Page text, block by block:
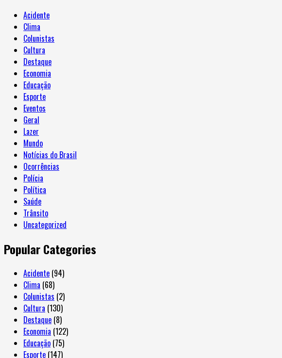
Acidente
Clima
Colunistas
Cultura
Destaque
Economia
Educação
Esporte
Eventos
Geral
Lazer
Mundo
Notícias do Brasil
Ocorrências
Polícia
Política
Saúde
Trânsito
Uncategorized
Popular Categories
Acidente (94)
Clima (68)
Colunistas (2)
Cultura (130)
Destaque (8)
Economia (122)
Educação (75)
Esporte (147)